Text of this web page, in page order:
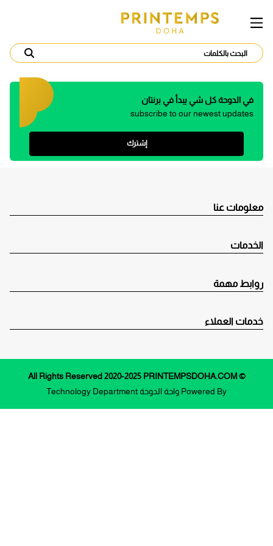
في الدوحة كل شي يبدأ في برنتان
subscribe to our newest updates
إشترك
معلومات عنا
الخدمات
روابط مهمة
خدمات العملاء
© All Rights Reserved 2020-2025 PRINTEMPSDOHA.COM
Powered By واحة الدوحة